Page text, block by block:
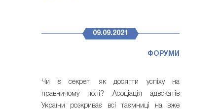
09.09.2021
ФОРУМИ
Чи є секрет, як досягти успіху на
правничому полі? Асоціація адвокатів
України розкриває всі таємниці на вже